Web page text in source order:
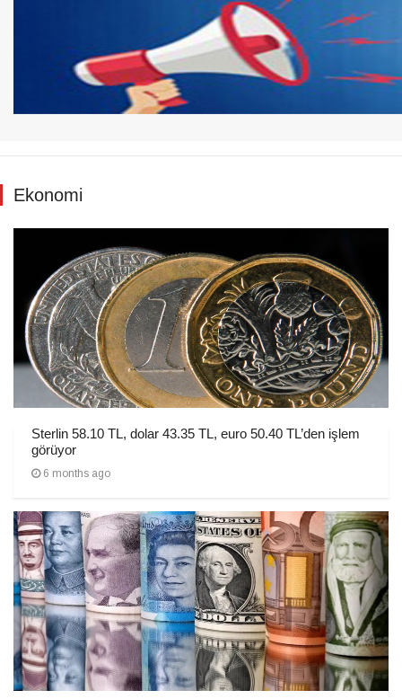
Ekonomi
Sterlin 58.10 TL, dolar 43.35 TL, euro 50.40 TL’den işlem
görüyor
6 months ago